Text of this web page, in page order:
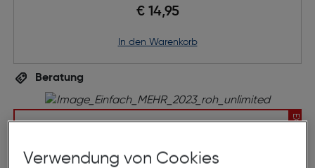
€ 14,95
in den Warenkorb
Beratung
EXPERTEN
vereinbaren Sie gleich einen Termin mit einem
Verwendung von Cookies